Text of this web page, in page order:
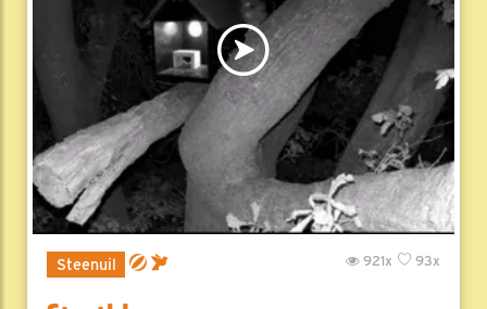
Steenuil 93x
921x